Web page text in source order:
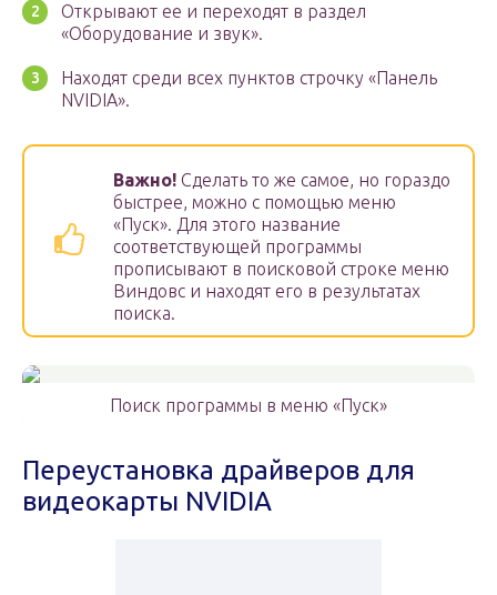
Открывают ее и переходят в раздел
«Оборудование и звук».
Находят среди всех пунктов строчку «Панель
NVIDIA».
Важно! Сделать то же самое, но гораздо
быстрее, можно с помощью меню
«Пуск». Для этого название
соответствующей программы
прописывают в поисковой строке меню
Виндовс и находят его в результатах
поиска.
Поиск программы в меню «Пуск»
Переустановка драйверов для
видеокарты NVIDIA